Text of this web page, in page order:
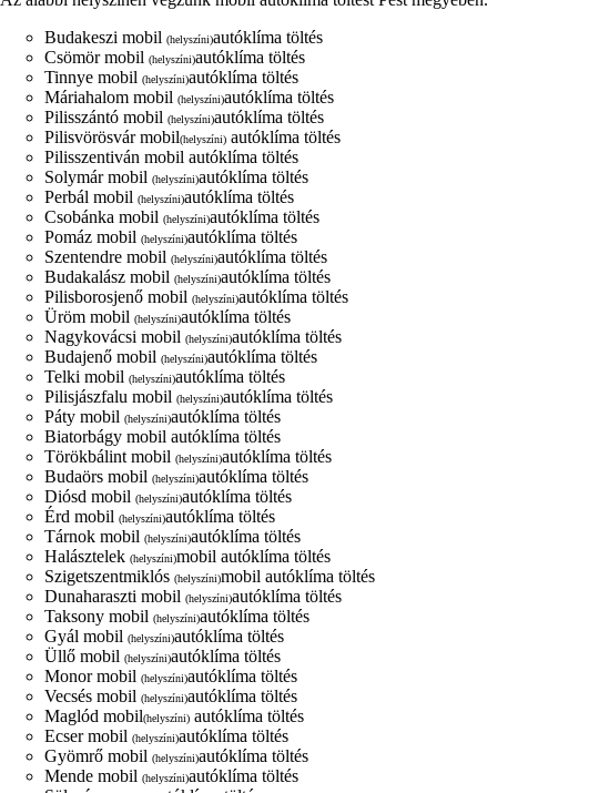
Budakeszi mobil (helyszíni)autóklíma töltés
Csömör mobil (helyszíni)autóklíma töltés
Tinnye mobil (helyszíni)autóklíma töltés
Máriahalom mobil (helyszíni)autóklíma töltés
Pilisszántó mobil (helyszíni)autóklíma töltés
Pilisvörösvár mobil(helyszíni) autóklíma töltés
Pilisszentiván mobil autóklíma töltés
Solymár mobil (helyszíni)autóklíma töltés
Perbál mobil (helyszíni)autóklíma töltés
Csobánka mobil (helyszíni)autóklíma töltés
Pomáz mobil (helyszíni)autóklíma töltés
Szentendre mobil (helyszíni)autóklíma töltés
Budakalász mobil (helyszíni)autóklíma töltés
Pilisborosjenő mobil (helyszíni)autóklíma töltés
Üröm mobil (helyszíni)autóklíma töltés
Nagykovácsi mobil (helyszíni)autóklíma töltés
Budajenő mobil (helyszíni)autóklíma töltés
Telki mobil (helyszíni)autóklíma töltés
Pilisjászfalu mobil (helyszíni)autóklíma töltés
Páty mobil (helyszíni)autóklíma töltés
Biatorbágy mobil autóklíma töltés
Törökbálint mobil (helyszíni)autóklíma töltés
Budaörs mobil (helyszíni)autóklíma töltés
Diósd mobil (helyszíni)autóklíma töltés
Érd mobil (helyszíni)autóklíma töltés
Tárnok mobil (helyszíni)autóklíma töltés
Halásztelek (helyszíni)mobil autóklíma töltés
Szigetszentmiklós (helyszíni)mobil autóklíma töltés
Dunaharaszti mobil (helyszíni)autóklíma töltés
Taksony mobil (helyszíni)autóklíma töltés
Gyál mobil (helyszíni)autóklíma töltés
Üllő mobil (helyszíni)autóklíma töltés
Monor mobil (helyszíni)autóklíma töltés
Vecsés mobil (helyszíni)autóklíma töltés
Maglód mobil(helyszíni) autóklíma töltés
Ecser mobil (helyszíni)autóklíma töltés
Gyömrő mobil (helyszíni)autóklíma töltés
Mende mobil (helyszíni)autóklíma töltés